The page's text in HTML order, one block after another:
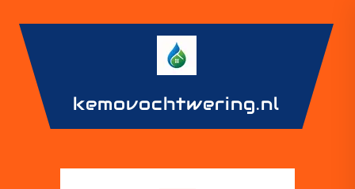
content
kemovochtwering.nl